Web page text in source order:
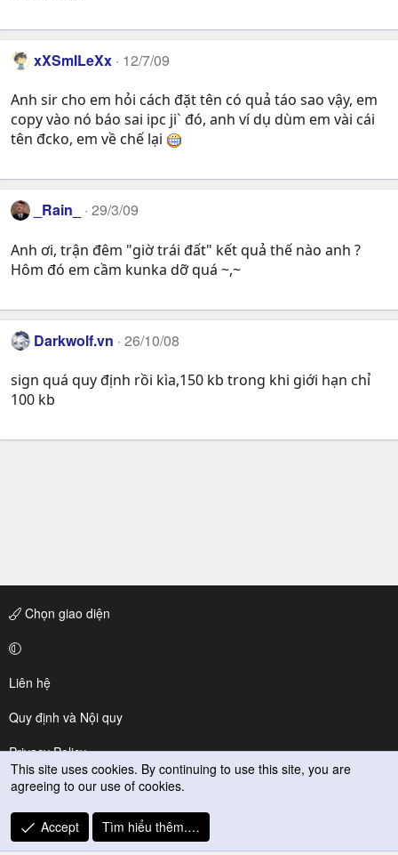
xXSmILeXx 12/7/09
Anh sir cho em hỏi cách đặt tên có quả táo sao vậy, em
copy vào nó báo sai ipc ji` đó, anh ví dụ dùm em vài cái
tên đcko, em về chế lại
_Rain_ 29/3/09
Anh ơi, trận đêm "giờ trái đất" kết quả thế nào anh ?
Hôm đó em cầm kunka dỡ quá ~,~
Darkwolf.vn 26/10/08
sign quá quy định rồi kìa,150 kb trong khi giới hạn chỉ
100 kb
Chọn giao diện
Liên hệ
Quy định và Nội quy
Privacy Policy
Trợ giúp
R
S
This site uses cookies. By continuing to use this site, you are
agreeing to our use of cookies.
Accept Tìm hiểu thêm.…